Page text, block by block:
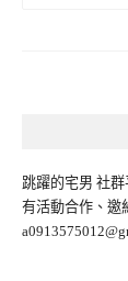
跳躍的宅男 社
有活動合作、邀